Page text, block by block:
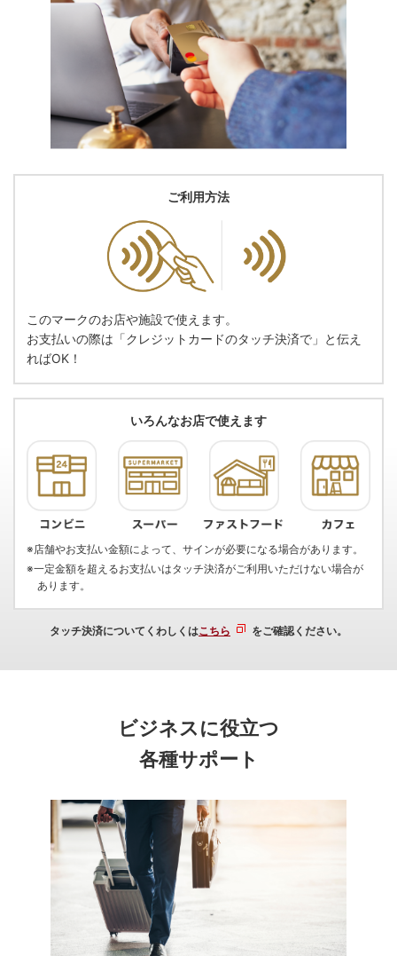
ご利用方法
このマークのお店や施設で使えます。
お支払いの際は「クレジットカードのタッチ決済で」と伝え
ればOK！
いろんなお店で使えます
※店舗やお支払い金額によって、サインが必要になる場合があります。
※一定金額を超えるお支払いはタッチ決済がご利用いただけない場合が
あります。
タッチ決済についてくわしくはこちら をご確認ください。
ビジネスに役立つ
各種サポート